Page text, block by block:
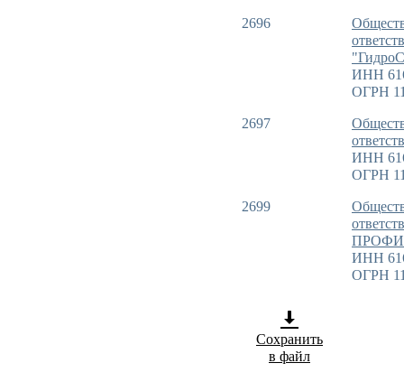
Сохранить
в файл
2696
ИНН
ОГРН
2697
ИНН
ОГРН
2699
ИНН
ОГРН